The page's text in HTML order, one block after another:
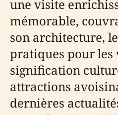
une visite
mémorable,
son architecture,
pratiques pour les
signification
attractions
dernières